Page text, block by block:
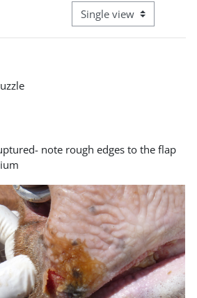
View mode tertiary
note rough edges to the flap